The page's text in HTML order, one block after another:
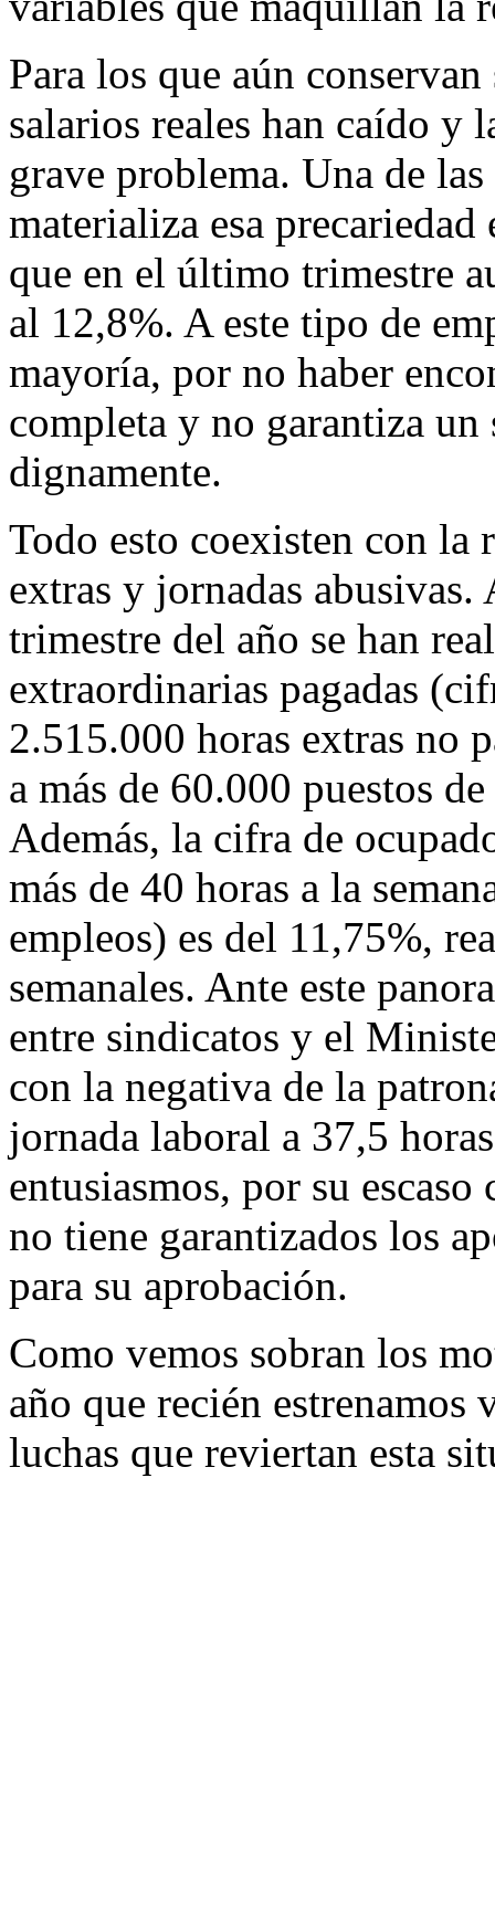
Para los que aún
salarios reales han caído y
grave problema. Una de
materializa esa
que en el último trimestre
al 12,8%. A este tipo de
mayoría, por no haber
completa y no garantiza
dignamente.
Todo esto coexisten con la
extras y jornadas
trimestre del año se han
extraordinarias pagadas
2.515.000 horas extras no
a más de 60.000 puestos
Además, la cifra de
más de 40 horas a la
empleos) es del 11,75%,
semanales. Ante este
entre sindicatos y el
con la negativa de la
jornada laboral a 37,5
entusiasmos, por su
no tiene garantizados los
para su aprobación.
Como vemos sobran los
año que recién estrenamos
luchas que reviertan esta